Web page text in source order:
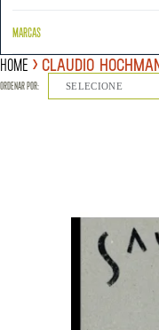
MARCAS
Home Claudio
ORDENAR POR: SELECIONE